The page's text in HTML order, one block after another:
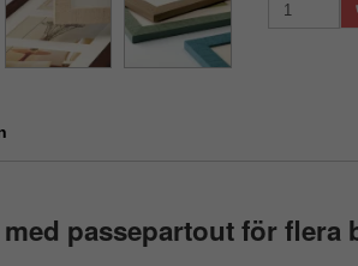
passepartout för flera